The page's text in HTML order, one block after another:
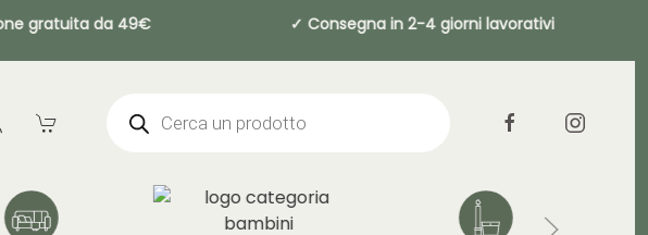
gratuita da 49€ ✓ Consegna in 2-4 giorni
search